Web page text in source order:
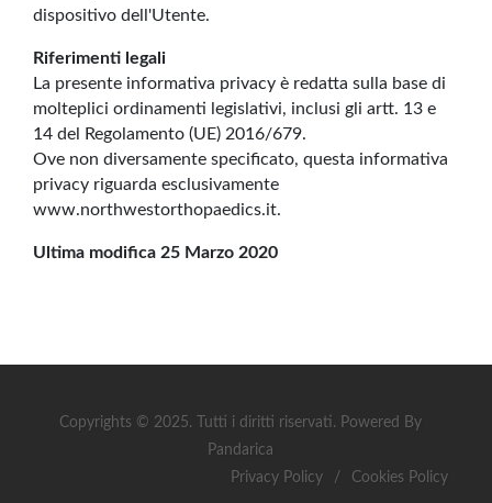
dispositivo dell'Utente.
Riferimenti legali
La presente informativa privacy è redatta sulla base di
molteplici ordinamenti legislativi, inclusi gli artt. 13 e
14 del Regolamento (UE) 2016/679.
Ove non diversamente specificato, questa informativa
privacy riguarda esclusivamente
www.northwestorthopaedics.it.
Ultima modifica 25 Marzo 2020
Copyrights © 2025. Tutti i diritti riservati. Powered By
Pandarica
Privacy Policy
/ Cookies Policy